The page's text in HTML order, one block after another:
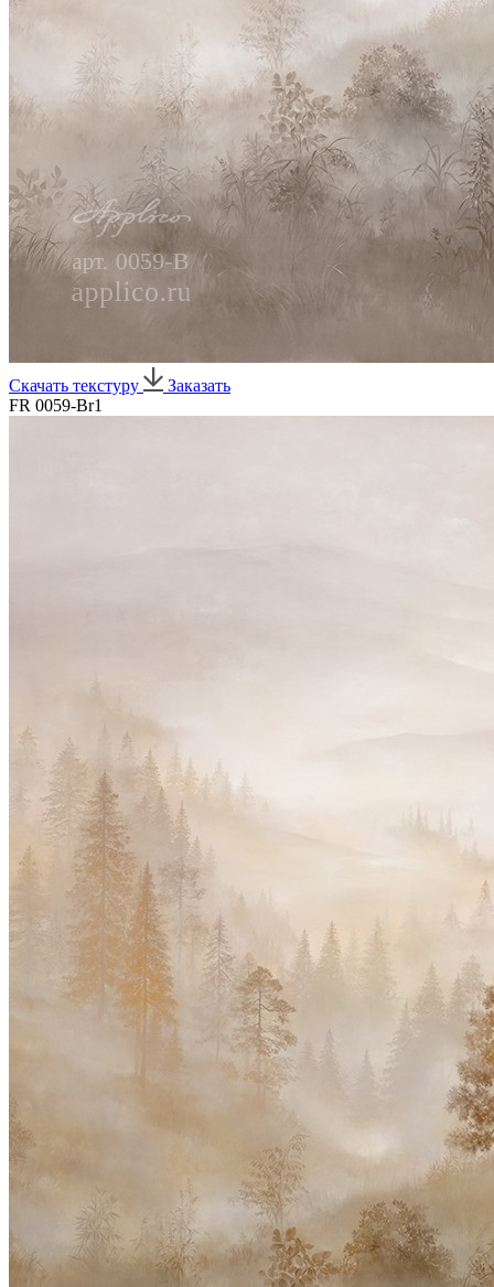
Скачать текстуру
Заказать
FR 0059-Br1